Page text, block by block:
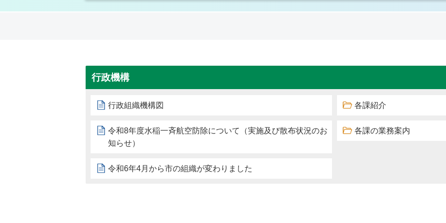
行政機構
行政組織機構図 各課紹介
令和8年度水稲一斉航空防除について（実施及び散布状況のお
知らせ）
各課の業務案内
令和6年4月から市の組織が変わりました